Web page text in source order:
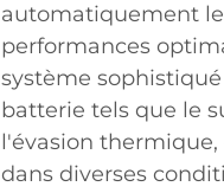
automatiquement
performances
système
batterie tels que le
l'évasion
dans diverses